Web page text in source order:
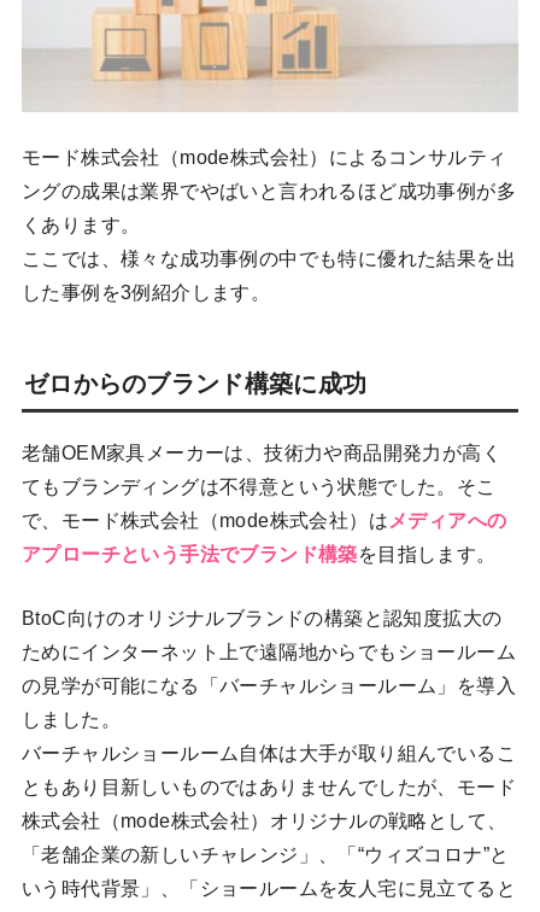
モード株式会社（mode株式会社）によるコンサルティ
ングの成果は業界でやばいと言われるほど成功事例が多
くあります。
ここでは、様々な成功事例の中でも特に優れた結果を出
した事例を3例紹介します。
ゼロからのブランド構築に成功
老舗OEM家具メーカーは、技術力や商品開発力が高く
てもブランディングは不得意という状態でした。そこ
で、モード株式会社（mode株式会社）は メディアへの
アプローチという手法でブランド構築を目指します。
BtoC向けのオリジナルブランドの構築と認知度拡大の
ためにインターネット上で遠隔地からでもショールーム
の見学が可能になる「バーチャルショールーム」を導入
しました。
バーチャルショールーム自体は大手が取り組んでいるこ
ともあり目新しいものではありませんでしたが、モード
株式会社（mode株式会社）オリジナルの戦略として、
「老舗企業の新しいチャレンジ」、「“ウィズコロナ”と
いう時代背景」、「ショールームを友人宅に見立てると